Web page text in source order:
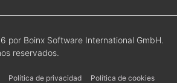
por Boinx Software International GmbH.
reservados.
Política de privacidad
Política de cookies